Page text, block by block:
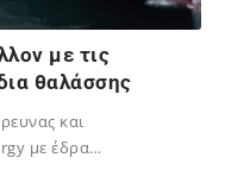
με τις
θαλάσσης
και
με έδρα…